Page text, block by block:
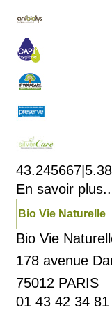
En savoir
Bio Vie Naturelle
Bio Vie
178 avenue
75012 PARIS
01 43 42 34 81